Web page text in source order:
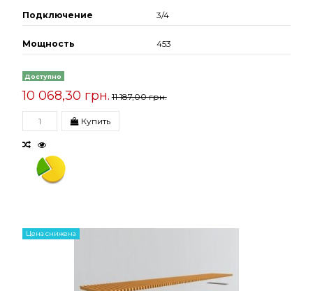
Подключение 3/4
Мощность 453
Доступно
10 068,30 грн. 11 187,00 грн.
Купить
Цена снижена